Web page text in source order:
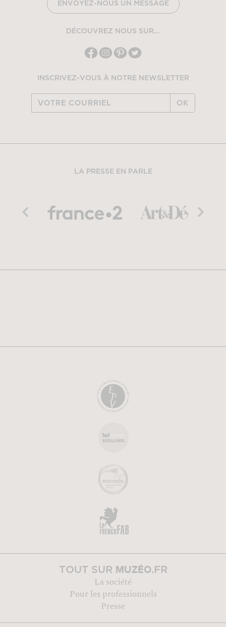
ENVOYEZ-NOUS UN MESSAGE
DÉCOUVREZ NOUS SUR...
INSCRIVEZ-VOUS À NOTRE NEWSLETTER
OK
LA PRESSE EN PARLE
TOUT SUR MUZÉO.FR
La société
Pour les professionnels
Presse